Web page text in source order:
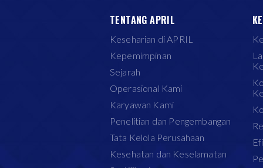
TENTANG APRIL
Keseharian di APRIL
Kepemimpinan
Sejarah
Operasional Kami
Karyawan Kami
Penelitian dan Pengembangan
Tata Kelola Perusahaan
Kesehatan dan Keselamatan